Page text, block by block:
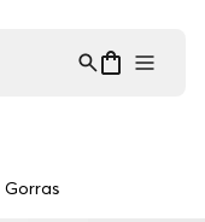
Gorras
⋮